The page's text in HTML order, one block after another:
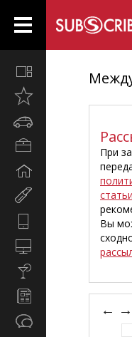
недавно
Компьютеры
Новости
При
статьи
Вы
← →